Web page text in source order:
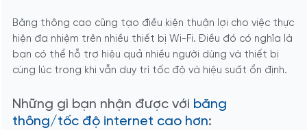
Băng thông cao cũng tạo điều kiện thuận lợi cho việc thực
hiện đa nhiệm trên nhiều thiết bị Wi-Fi. Điều đó có nghĩa là
bạn có thể hỗ trợ hiệu quả nhiều người dùng và thiết bị
cùng lúc trong khi vẫn duy trì tốc độ và hiệu suất ổn định.
Những gì bạn nhận được với băng
thông/tốc độ internet cao hơn: